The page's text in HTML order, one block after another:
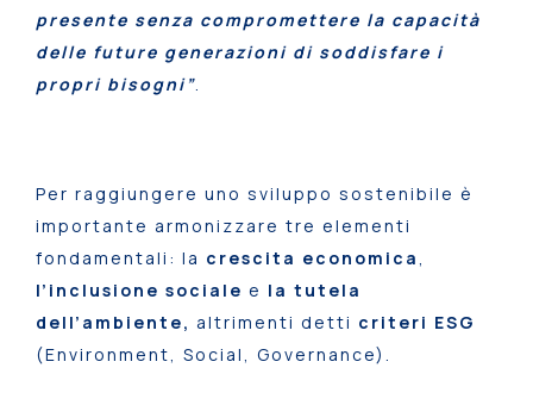
presente senza compromettere la capacità
delle future generazioni di soddisfare i
propri bisogni”
Per raggiungere uno sviluppo sostenibile è
importante armonizzare tre elementi
fondamentali: la crescita economica
l’inclusione sociale e la tutela
dell’ambiente, altrimenti detti criteri ESG
(Environment, Social, Governance).